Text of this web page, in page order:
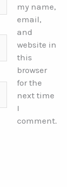
my name,
email,
and
website in
this
browser
for the
next time
I
comment.